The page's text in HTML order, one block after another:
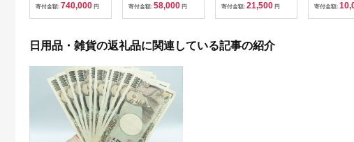
ットレギュラー シン
寄付金額: 740,000 円
【1835-2】
寄付金額: 58,000 円
(ダブル) 48個 福祉施
ィッシュ パルプ
100％ 無香料 1箱
寄付金額: 21,500 円 寄付金額:
日用品・雑貨の返礼品に関連している記事の紹介